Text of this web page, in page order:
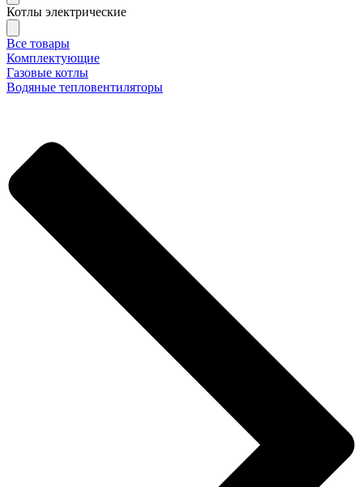
Котлы электрические
Все товары
Комплектующие
Газовые котлы
Водяные тепловентиляторы